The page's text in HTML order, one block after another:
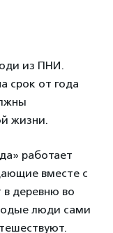
из ПНИ.
срок от года
жизни.
работает
вместе с
деревню во
люди сами